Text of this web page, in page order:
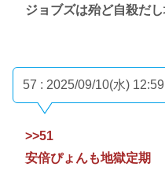
ジョブズは殆ど自殺だ
57 : 2025/09/10(水)
>>51
安倍ぴょんも地獄定期